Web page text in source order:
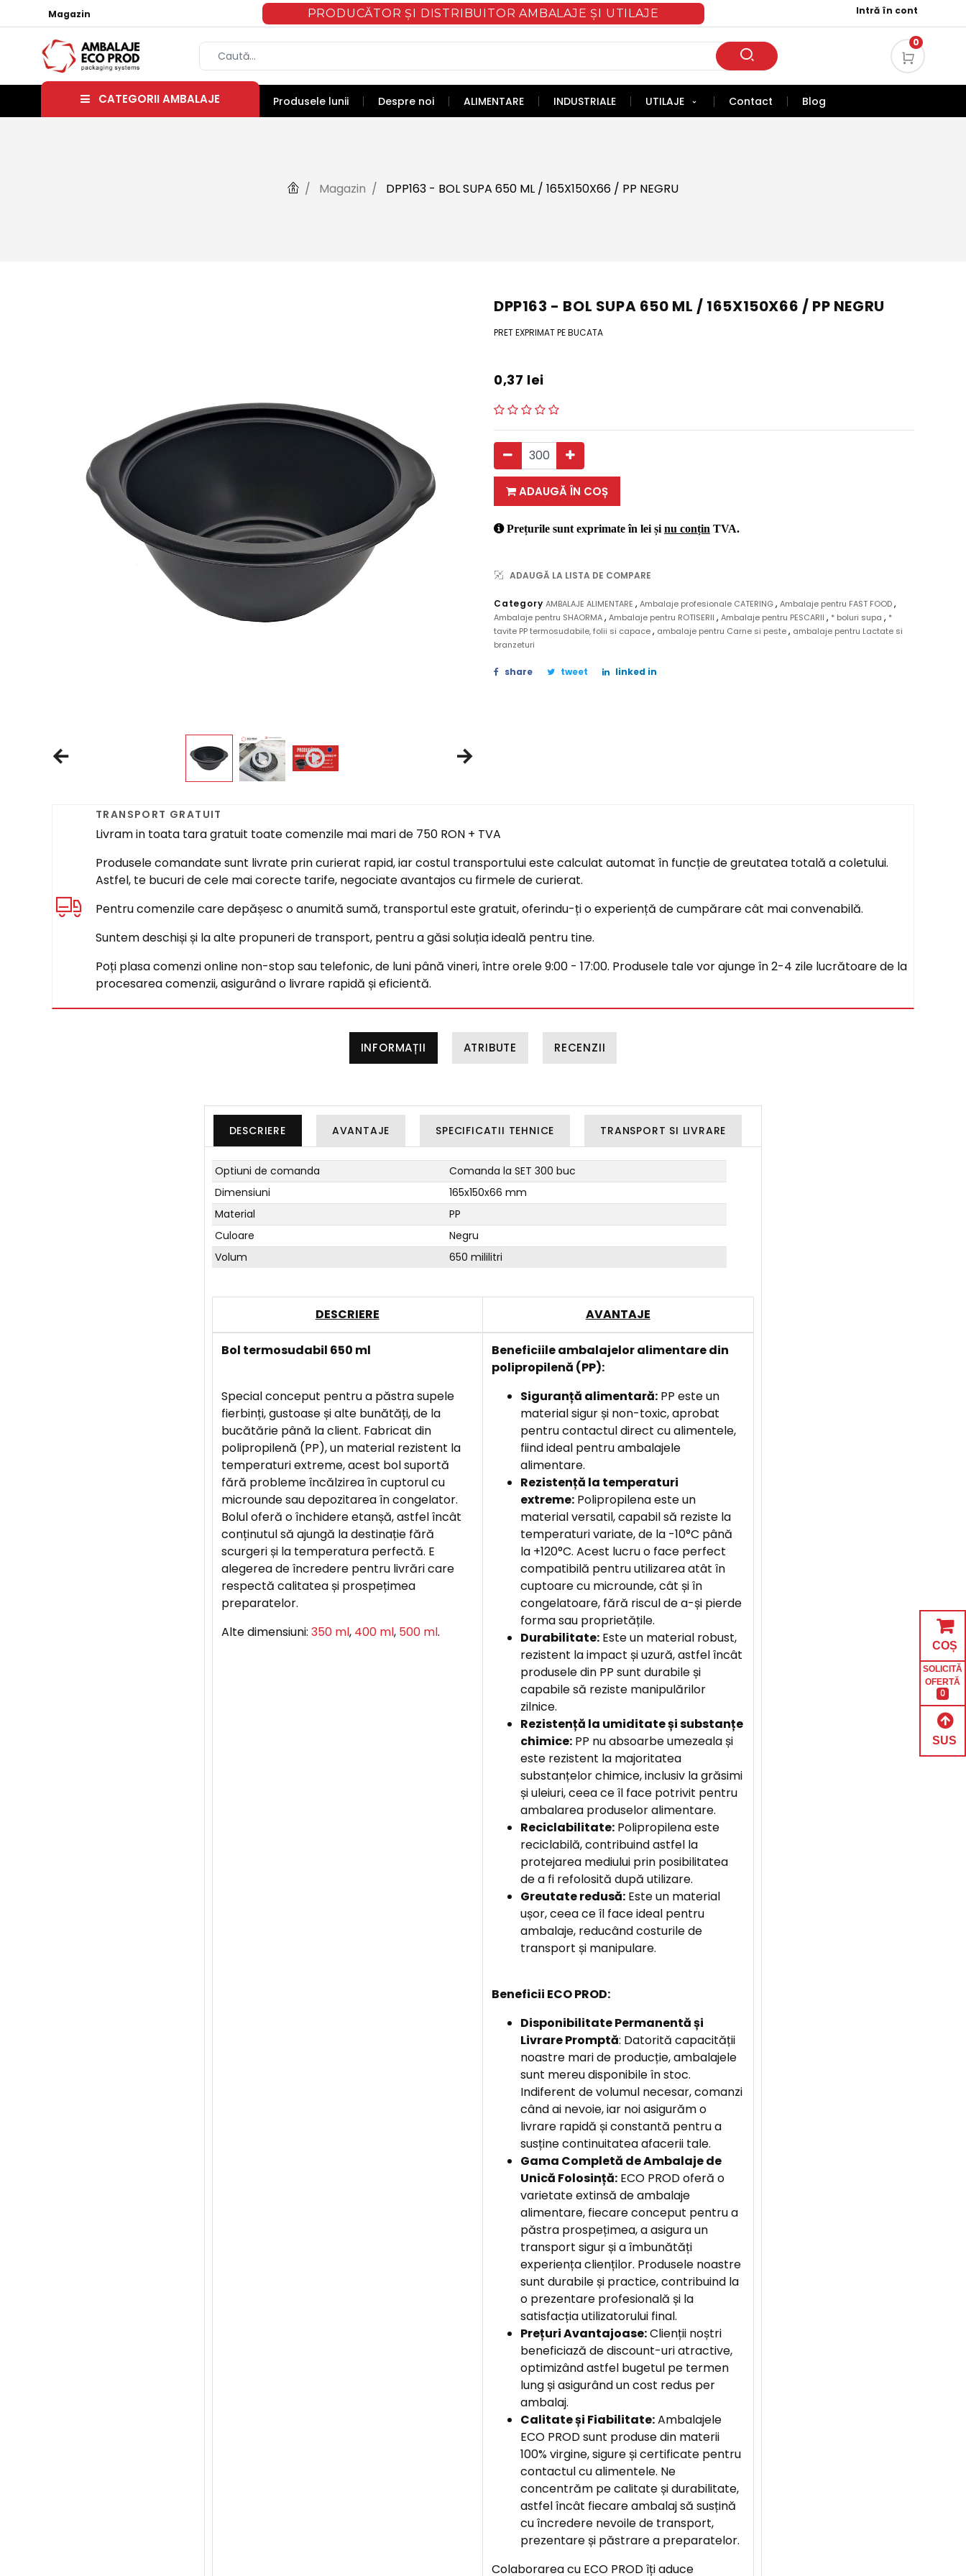
Magazin PRODUCĂTOR ȘI DISTRIBUITOR AMBALAJE ȘI UTILAJE Intră în cont
0
CATEGORII AMBALAJE Produsele lunii Despre noi ALIMENTARE INDUSTRIALE UTILAJE Contact Blog
Magazin DPP163 - BOL SUPA 650 ML / 165X150X66 / PP NEGRU
DPP163 - BOL SUPA 650 ML / 165X150X66 / PP NEGRU
PRET EXPRIMAT PE BUCATA
0,37 lei
ADAUGĂ ÎN COȘ
Prețurile sunt exprimate în lei și nu conțin TVA.
ADAUGĂ LA LISTA DE COMPARE
CategoryAMBALAJE ALIMENTARE,Ambalaje profesionale CATERING,Ambalaje pentru FAST FOOD,
Ambalaje pentru SHAORMA, Ambalaje pentru ROTISERII , Ambalaje pentru PESCARII , * boluri supa , *
tavite PP termosudabile, folii si capace, ambalaje pentru Carne si peste, ambalaje pentru Lactate si
branzeturi
share tweet linked in
TRANSPORT GRATUIT
Livram in toata tara gratuit toate comenzile mai mari de 750 RON + TVA
Produsele comandate sunt livrate prin curierat rapid, iar costul transportului este calculat automat în funcție de greutatea totală a coletului.
Astfel, te bucuri de cele mai corecte tarife, negociate avantajos cu firmele de curierat.
Pentru comenzile care depășesc o anumită sumă, transportul este gratuit, oferindu-ți o experiență de cumpărare cât mai convenabilă.
Suntem deschiși și la alte propuneri de transport, pentru a găsi soluția ideală pentru tine.
Poți plasa comenzi online non-stop sau telefonic, de luni până vineri, între orele 9:00 - 17:00. Produsele tale vor ajunge în 2-4 zile lucrătoare de la
procesarea comenzii, asigurând o livrare rapidă și eficientă.
INFORMAȚII ATRIBUTE RECENZII
DESCRIERE AVANTAJE SPECIFICATII TEHNICE TRANSPORT SI LIVRARE
Optiuni de comanda
Comanda la SET 300 buc
Dimensiuni
165x150x66 mm
Material
PP
Culoare
Negru
Volum
650 mililitri
DESCRIERE AVANTAJE
Bol termosudabil 650 ml
Special conceput pentru a păstra supele
fierbinți, gustoase și alte bunătăți, de la
bucătărie până la client. Fabricat din
polipropilenă (PP), un material rezistent la
temperaturi extreme, acest bol suportă
fără probleme încălzirea în cuptorul cu
microunde sau depozitarea în congelator.
Bolul oferă o închidere etanșă, astfel încât
conținutul să ajungă la destinație fără
scurgeri și la temperatura perfectă. E
alegerea de încredere pentru livrări care
respectă calitatea și prospețimea
preparatelor.
Alte dimensiuni: 350 ml, 400 ml, 500 ml.
Beneficiile ambalajelor alimentare din
polipropilenă (PP):
Siguranță alimentară:PP este un
material sigur și non-toxic, aprobat
pentru contactul direct cu alimentele,
fiind ideal pentru ambalajele
alimentare.
Rezistență la temperaturi
extreme:Polipropilena este un
material versatil, capabil să reziste la
temperaturi variate, de la -10°C până
la +120°C. Acest lucru o face perfect
compatibilă pentru utilizarea atât în
cuptoare cu microunde, cât și în
congelatoare, fără riscul de a-și pierde
forma sau proprietățile.
Durabilitate:Este un material robust,
rezistent la impact și uzură, astfel încât
produsele din PP sunt durabile și
capabile să reziste manipulărilor
zilnice.
Rezistență la umiditate și substanțe
chimice:PP nu absoarbe umezeala și
este rezistent la majoritatea
substanțelor chimice, inclusiv la grăsimi
și uleiuri, ceea ce îl face potrivit pentru
ambalarea produselor alimentare.
Reciclabilitate:Polipropilena este
reciclabilă, contribuind astfel la
protejarea mediului prin posibilitatea
de a fi refolosită după utilizare.
Greutate redusă:Este un material
ușor, ceea ce îl face ideal pentru
ambalaje, reducând costurile de
transport și manipulare.
Beneficii ECO PROD:
Disponibilitate Permanentă și
Livrare Promptă: Datorită capacității
noastre mari de producție, ambalajele
sunt mereu disponibile în stoc.
Indiferent de volumul necesar, comanzi
când ai nevoie, iar noi asigurăm o
livrare rapidă și constantă pentru a
susține continuitatea afacerii tale.
Gama Completă de Ambalaje de
Unică Folosință:ECO PROD oferă o
varietate extinsă de ambalaje
alimentare, fiecare conceput pentru a
păstra prospețimea, a asigura un
transport sigur și a îmbunătăți
experiența clienților. Produsele noastre
sunt durabile și practice, contribuind la
o prezentare profesională și la
satisfacția utilizatorului final.
Prețuri Avantajoase:Clienții noștri
beneficiază de discount-uri atractive,
optimizând astfel bugetul pe termen
lung și asigurând un cost redus per
ambalaj.
Calitate și Fiabilitate:Ambalajele
ECO PROD sunt produse din materii
100% virgine, sigure și certificate pentru
contactul cu alimentele. Ne
concentrăm pe calitate și durabilitate,
astfel încât fiecare ambalaj să susțină
cu încredere nevoile de transport,
prezentare și păstrare a preparatelor.
Colaborarea cu ECO PROD îți aduce
COȘ
SOLICITĂ
OFERTĂ
0
SUS